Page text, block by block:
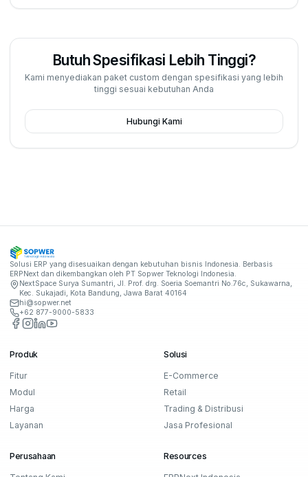
Butuh Spesifikasi Lebih Tinggi?
Kami menyediakan paket custom dengan spesifikasi yang lebih
tinggi sesuai kebutuhan Anda
Hubungi Kami
Solusi ERP yang disesuaikan dengan kebutuhan bisnis Indonesia. Berbasis
ERPNext dan dikembangkan oleh PT Sopwer Teknologi Indonesia
NextSpace Surya Sumantri, Jl. Prof. drg. Soeria Soemantri No.76c, Sukawarna,
Kec. Sukajadi, Kota Bandung, Jawa Barat 40164
hi@sopwer.net
+62 877-9000-5833
Produk
Fitur
Modul
Harga
Layanan
Solusi
E-Commerce
Retail
Trading & Distribusi
Jasa Profesional
Perusahaan Resources